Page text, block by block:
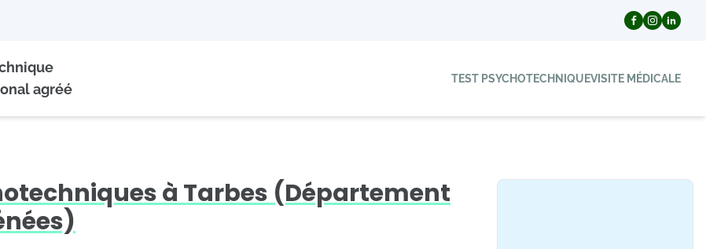
agréé
TEST PSYCHOTECHNIQUEVISITE MÉDICALE
à Tarbes (Département